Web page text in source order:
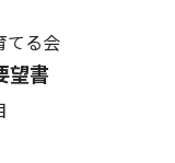
てる会
望書